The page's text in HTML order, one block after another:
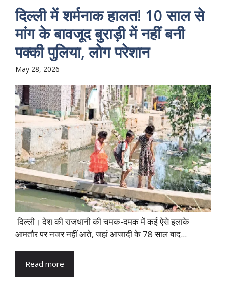
दिल्ली में शर्मनाक हालत! 10 साल से
मांग के बावजूद बुराड़ी में नहीं बनी
पक्की पुलिया, लोग परेशान
May 28, 2026
दिल्ली। देश की राजधानी की चमक-दमक में कई ऐसे इलाके
आमतौर पर नजर नहीं आते, जहां आजादी के 78 साल बाद...
Read more